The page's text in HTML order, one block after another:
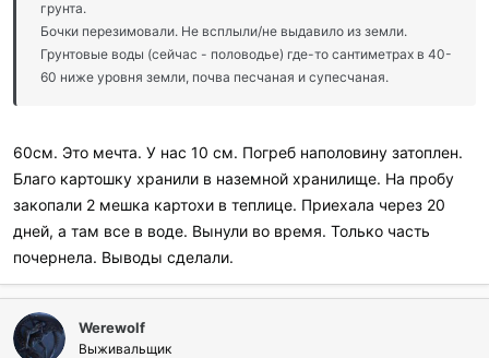
грунта.
Бочки перезимовали. Не всплыли/не выдавило из земли.
Грунтовые воды (сейчас - половодье) где-то сантиметрах в 40-
60 ниже уровня земли, почва песчаная и супесчаная.
60см. Это мечта. У нас 10 см. Погреб наполовину затоплен.
Благо картошку хранили в наземной хранилище. На пробу
закопали 2 мешка картохи в теплице. Приехала через 20
дней, а там все в воде. Вынули во время. Только часть
почернела. Выводы сделали.
Werewolf
Выживальщик